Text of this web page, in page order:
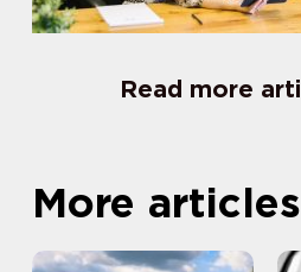
Read more
More articles